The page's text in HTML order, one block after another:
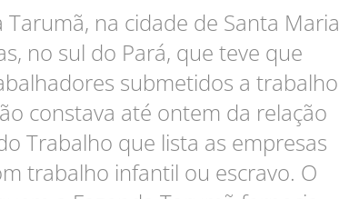
Tarumã, na cidade de Santa Maria
no sul do Pará, que teve que
submetidos a trabalho
constava até ontem da relação
Trabalho que lista as empresas
trabalho infantil ou escravo. O